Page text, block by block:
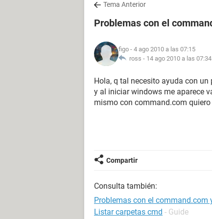
Tema Anterior
Problemas con el
figo - 4 ago 2010 a las 07:15
ross - 14 ago 2010 a las 07:34
Hola, q tal necesito ayuda con
y al iniciar windows me aparece
mismo con command.com
Compartir
Consulta también:
Problemas con el command.com
Listar carpetas cmd - Guide